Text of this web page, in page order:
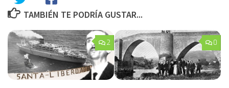
TAMBIÉN TE PODRÍA GUSTAR...
2 0